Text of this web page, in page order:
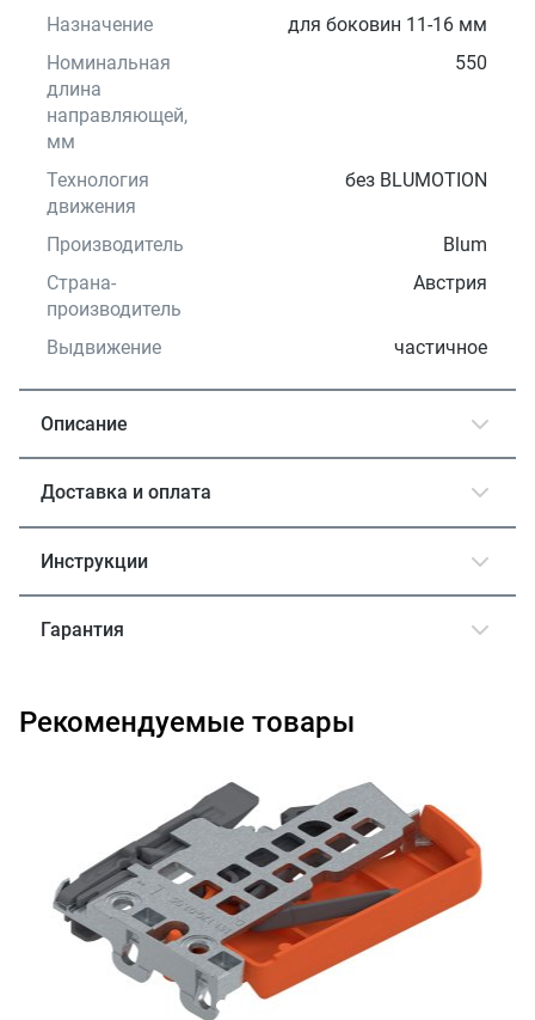
Назначение
для боковин 11-16 мм
Номинальная
длина
направляющей,
мм
550
Технология
движения
без BLUMOTION
Производитель
Blum
Страна-
производитель
Австрия
Выдвижение частичное
Описание
Доставка и оплата
Инструкции
Гарантия
Рекомендуемые товары